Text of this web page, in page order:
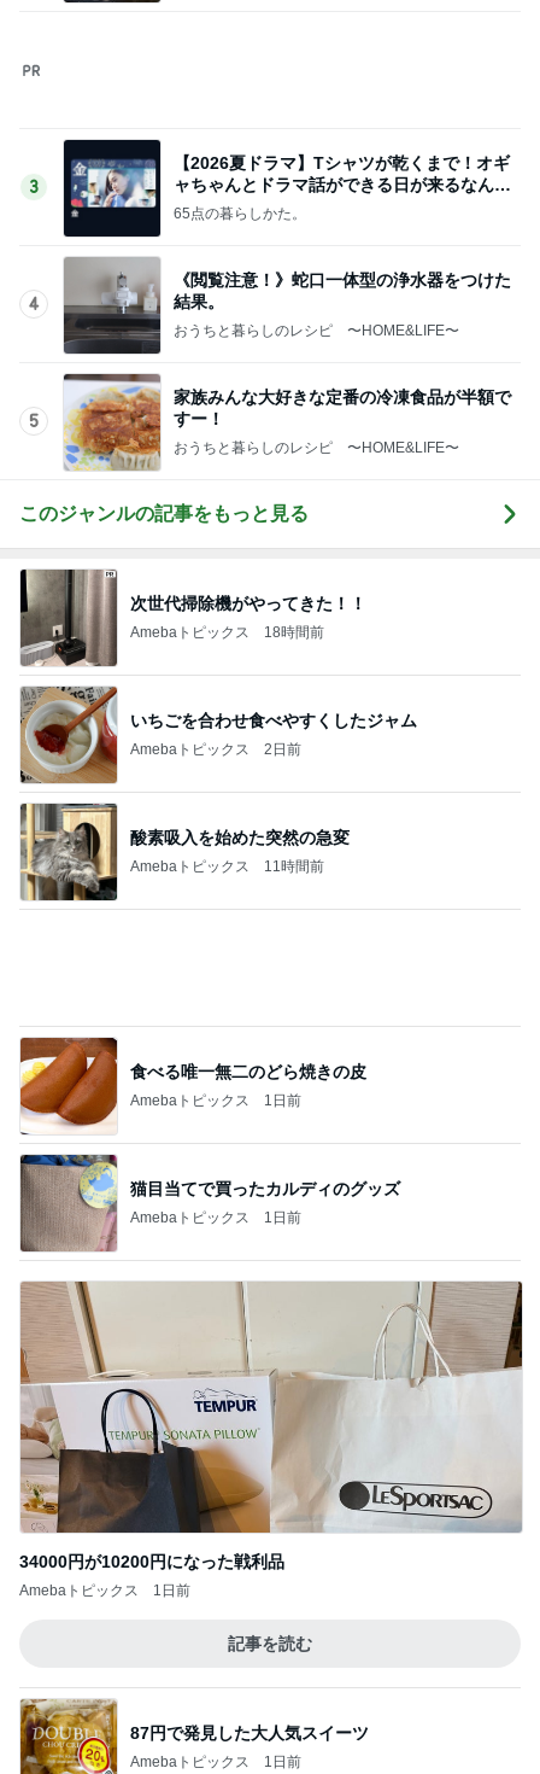
3
4
《閲覧注意！》蛇口一体型の浄水器をつけた
結果。
おうちと暮らしのレシピ 〜HOME&LIFE〜
5
家族みんな大好きな定番の冷凍食品が半額で
すー！
おうちと暮らしのレシピ 〜HOME&LIFE〜
このジャンルの記事をもっと見る
Amebaトピックス 18時間前
いちごを合わせ食べやすくしたジャム
Amebaトピックス 2日前
酸素吸入を始めた突然の急変
Amebaトピックス 11時間前
食べる唯一無二のどら焼きの皮
Amebaトピックス 1日前
34000円が10200円になった戦利品
Amebaトピックス
記事を読む
87円で発見した大人気スイーツ
Amebaトピックス 1日前
Amebaトピックス 1日前
期待以上の桃とお茶の組合せ
Amebaトピックス 1日前